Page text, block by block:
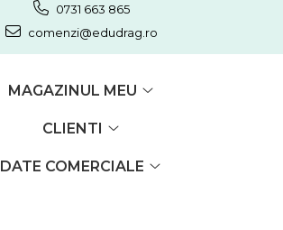
0731 663 865
comenzi@edudrag.ro
MAGAZINUL MEU
CLIENTI
DATE COMERCIALE